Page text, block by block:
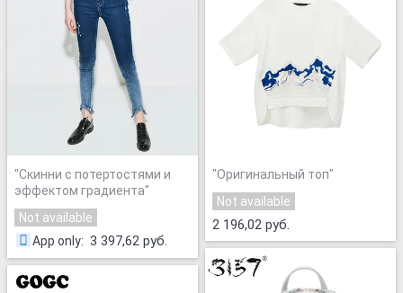
"Скинни с потертостями и
эффектом градиента"
Not available
App only: 3 397,62 руб.
"Оригинальный топ"
Not available
2 196,02 руб.